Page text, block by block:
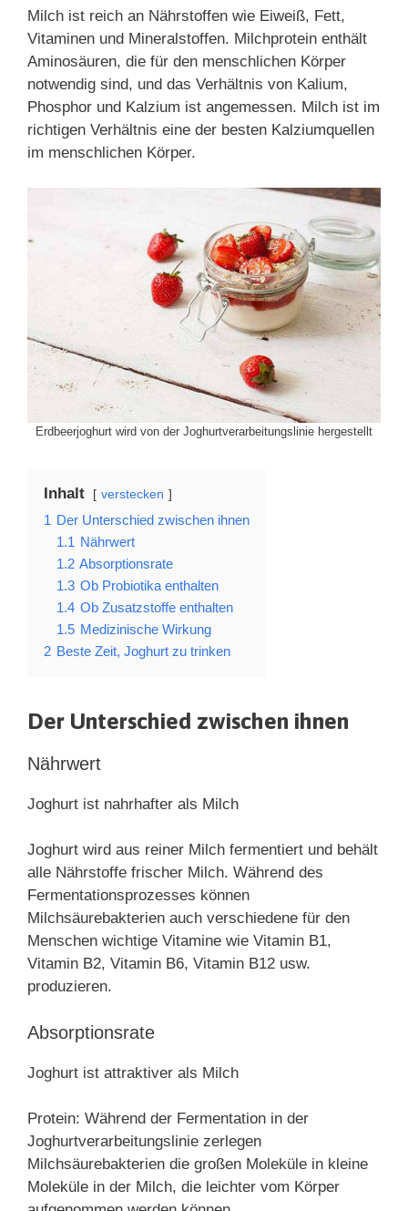
Milch ist reich an Nährstoffen wie Eiweiß, Fett,
Vitaminen und Mineralstoffen. Milchprotein enthält
Aminosäuren, die für den menschlichen Körper
notwendig sind, und das Verhältnis von Kalium,
Phosphor und Kalzium ist angemessen. Milch ist im
richtigen Verhältnis eine der besten Kalziumquellen
im menschlichen Körper.
Erdbeerjoghurt wird von der Joghurtverarbeitungslinie hergestellt
Inhalt verstecken
1 Der Unterschied zwischen ihnen
1.1 Nährwert
1.2 Absorptionsrate
1.3 Ob Probiotika enthalten
1.4 Ob Zusatzstoffe enthalten
1.5 Medizinische Wirkung
2 Beste Zeit, Joghurt zu trinken
Der Unterschied zwischen ihnen
Nährwert
Joghurt ist nahrhafter als Milch
Joghurt wird aus reiner Milch fermentiert und behält
alle Nährstoffe frischer Milch. Während des
Fermentationsprozesses können
Milchsäurebakterien auch verschiedene für den
Menschen wichtige Vitamine wie Vitamin B1,
Vitamin B2, Vitamin B6, Vitamin B12 usw.
produzieren.
Absorptionsrate
Joghurt ist attraktiver als Milch
Protein: Während der Fermentation in der
Joghurtverarbeitungslinie zerlegen
Milchsäurebakterien die großen Moleküle in kleine
Moleküle in der Milch, die leichter vom Körper